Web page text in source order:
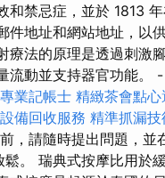
和禁忌症，並於 1813
件地址和網站地址，以
療法的原理是透過刺激
流動並支持器官功能。
業記帳士 精緻茶會點心
備回收服務 精準抓漏技
，請隨時提出問題，
。 瑞典式按摩比用於